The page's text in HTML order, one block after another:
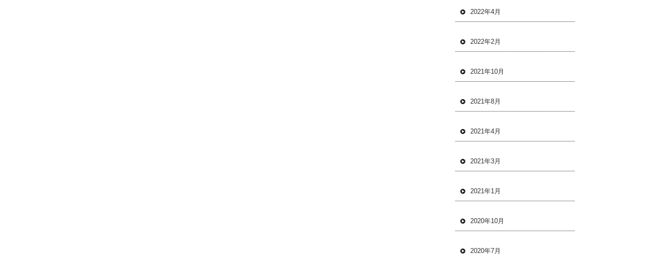
2022年4月
2022年2月
2021年10月
2021年8月
2021年4月
2021年3月
2021年1月
2020年10月
2020年7月